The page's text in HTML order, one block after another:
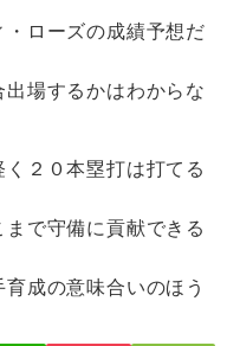
ローズの成績予想だ
場するかはわからな
２０本塁打は打てる
で守備に貢献できる
成の意味合いのほう